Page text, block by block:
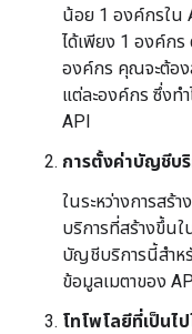
น้อย 1 องค์กรใน
ได้เพียง 1 องค์ก
องค์กร คุณจะต้อ
แต่ละองค์กร ซึ่งท
API
การตั้งค่าบัญชีบ
ในระหว่างการส
บริการที่สร้างขึ้น
บัญชีบริการนี้สำห
ข้อมูลเมตาของ
โทโพโลยีที่เป็นไ